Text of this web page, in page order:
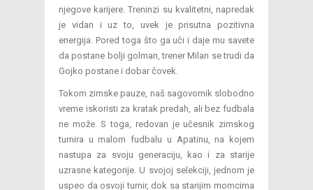
njegove karijere. Treninzi su kvalitetni, napredak
je vidan i uz to, uvek je prisutna pozitivna
energija. Pored toga što ga uči i daje mu savete
da postane bolji golman, trener Milan se trudi da
Gojko postane i dobar čovek.
Tokom zimske pauze, naš sagovornik slobodno
vreme iskoristi za kratak predah, ali bez fudbala
ne može. S toga, redovan je učesnik zimskog
turnira u malom fudbalu u Apatinu, na kojem
nastupa za svoju generaciju, kao i za starije
uzrasne kategorije. U svojoj selekciji, jednom je
uspeo da osvoji turnir, dok sa starijim momcima